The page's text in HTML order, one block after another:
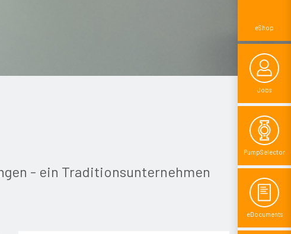
eShop
Jobs
Pump­Selector
eDocuments
- ein Traditionsunternehmen